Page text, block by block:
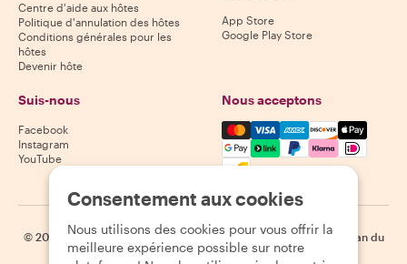
Centre d'aide aux hôtes
Politique d'annulation des hôtes
Conditions générales pour les
hôtes
Devenir hôte
App Store
Google Play Store
Suis-nous
Facebook
Instagram
YouTube
Nous acceptons
Mastercard, Visa, Amex,
© 2026 Withlocals.com | Politique de confidentialité | Cookies
Plan du
site
Consentement aux cookies
Nous utilisons des cookies pour vous offrir la
meilleure expérience possible sur notre